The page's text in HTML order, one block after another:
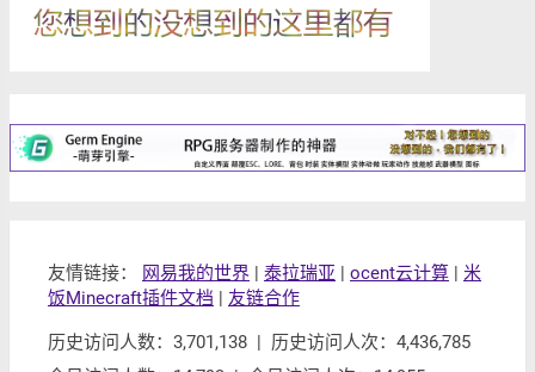
友情链接： 网易我的世界 | 泰拉瑞亚 | ocent云计算 | 米
饭Minecraft插件文档 | 友链合作
历史访问人数：3,701,138 | 历史访问人次：4,436,785